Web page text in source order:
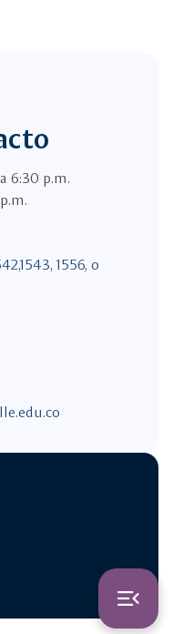
menu_open
opciones
6:30 p.m.
1556, o